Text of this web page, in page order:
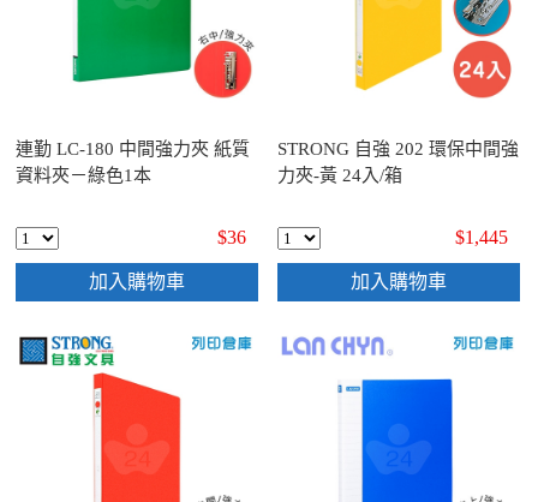
連勤 LC-180 中間強力夾 紙質
資料夾－綠色1本
$36
加入購物車
STRONG 自強 202 環保中間強
力夾-黃 24入/箱
$1,445
加入購物車